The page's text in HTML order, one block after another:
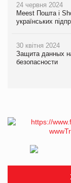
24 червня 2024
Meest Пошта і
українських
30 квітня 2024
Защита данных
безопасности